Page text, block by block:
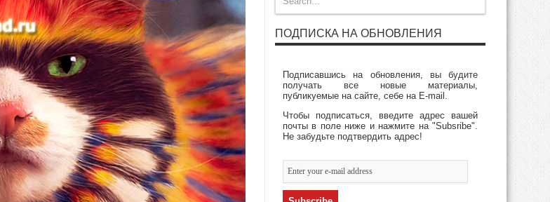
ПОДПИСКА НА ОБНОВЛЕНИЯ
Подписавшись на обновления, вы будите
получать все новые материалы,
публикуемые на сайте, себе на E-mail.
Чтобы подписаться, введите адрес вашей
почты в поле ниже и нажмите на "Subsribe".
Не забудьте подтвердить адрес!